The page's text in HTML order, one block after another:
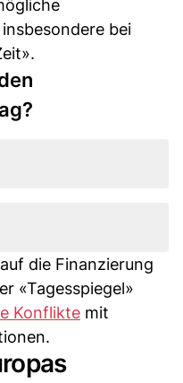
bei
die Finanzierung
«Tagesspiegel»
Konflikte mit